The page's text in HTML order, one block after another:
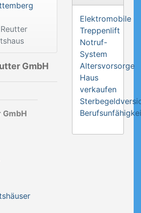
GmbH
Elektromobile
Treppenlift
Notruf-
System
Altersvorsorge
Haus
verkaufen